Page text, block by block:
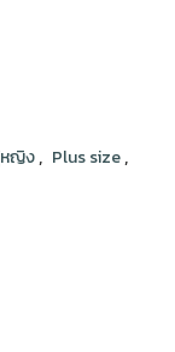
ญิง, Plus size,